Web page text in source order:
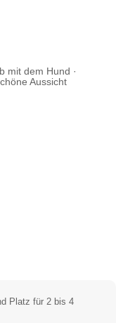
mit dem Hund ·
Aussicht
Platz für 2 bis 4